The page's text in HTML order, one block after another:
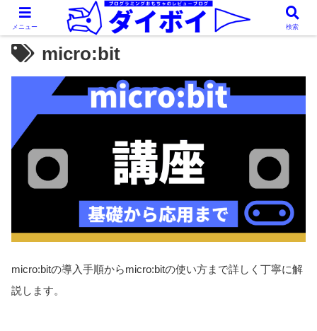
micro:bit
micro:bitの導入手順からmicro:bitの使い方まで詳しく丁寧に解
説します。
メニュー 検索